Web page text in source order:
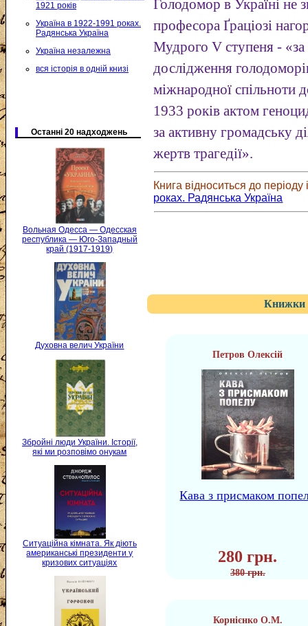
1921 років
Україна в 1922-1991 роках.
Радянська Україна
Україна незалежна
вся історія в одній книзі
Останні 20 надходжень
Вольная Одесса — Одесская
республика — Юго-Западный
край (1917-1919)
Духовна велич України
Збройні люди України. Історії,
які ми розповімо онукам
Ситуаційна кімната. Як діють
американські президенти у
кризових ситуаціях
Голодомор в Україні не
професора Ґраціозі
Мудрого V ступеня -
дослідження
міжнародної спільноти
1933 років актом
за активну громадську
жертв трагедії».
Книга відноситься до періоду
роках. Радянська Україна
Книжки
Петров Олексій
Кава з присмаком
280 грн.
380 грн.
Корнієнко О.М.